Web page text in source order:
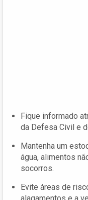
Fique informado
da Defesa Civil e
Mantenha um
água, alimentos
socorros.
Evite áreas de
alagamentos e a